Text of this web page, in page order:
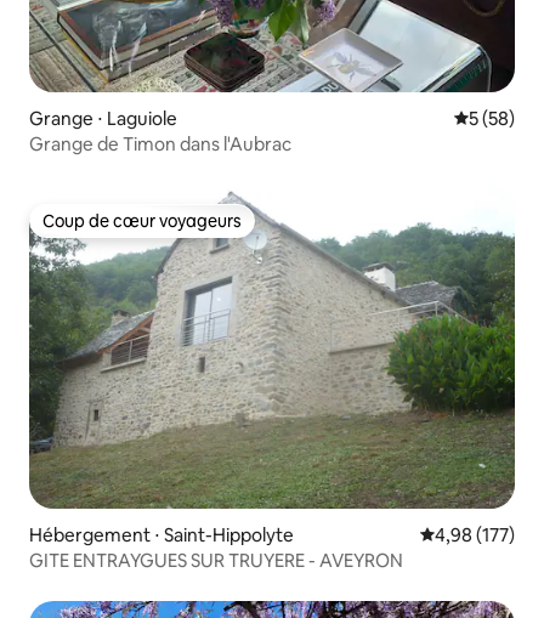
Grange ⋅ Laguiole
5 (58)
Grange de Timon dans l'Aubrac
Coup de cœur voyageurs
Coup de cœur voyageurs
Hébergement ⋅ Saint-Hippolyte Évaluation
4,98 (177)
GITE ENTRAYGUES SUR TRUYERE - AVEYRON